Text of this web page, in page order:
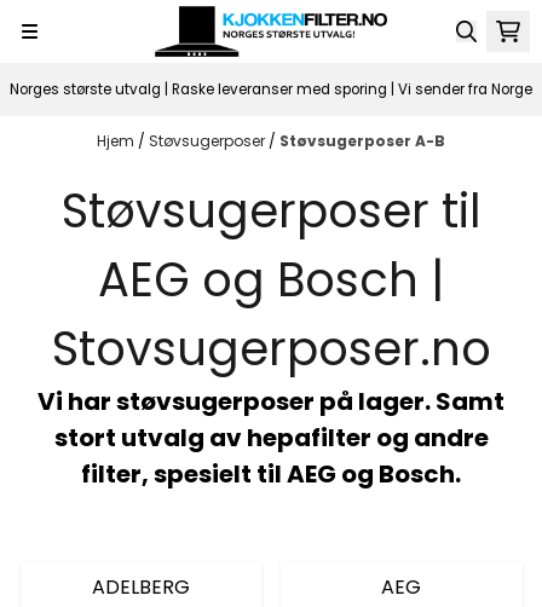
Hopp til innhold
Norges største utvalg | Raske leveranser med sporing | Vi sender fra Norge
Hjem / Støvsugerposer / Støvsugerposer A-B
Støvsugerposer til
AEG og Bosch |
Stovsugerposer.no
Vi har støvsugerposer på lager. Samt
stort utvalg av hepafilter og andre
filter, spesielt til AEG og Bosch.
ADELBERG AEG